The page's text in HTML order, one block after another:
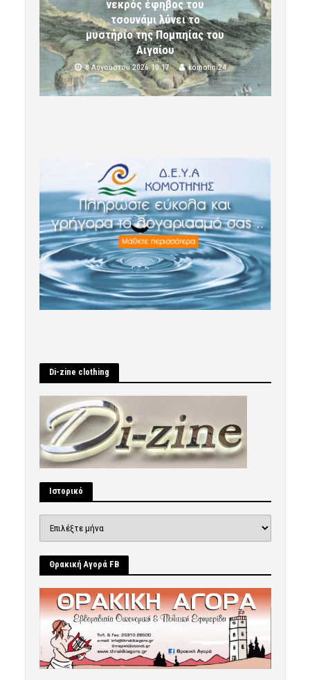
νεκρός έφηβος του
τσουνάμι λύνει το
μυστήριο της Πομπηίας του
Αιγαίου
8 Αυγούστου 2026 10:17 komotini24
Di-zine clothing
Ιστορικό
Θρακική Αγορά FB